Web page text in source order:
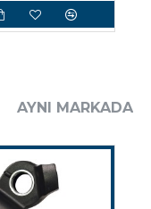
AYNI MARKADAN